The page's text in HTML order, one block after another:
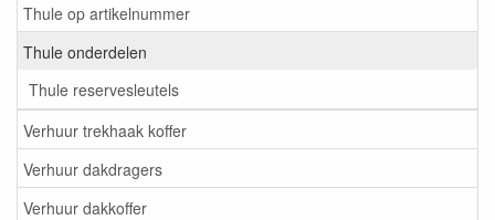
Thule op artikelnummer
Thule onderdelen
Thule reservesleutels
Verhuur trekhaak koffer
Verhuur dakdragers
Verhuur dakkoffer